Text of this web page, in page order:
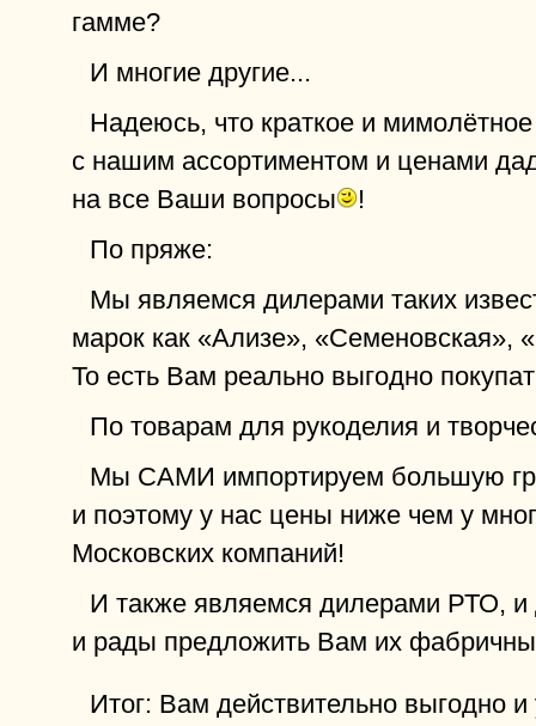
гамме?
И многие другие...
Надеюсь, что краткое и
с нашим ассортиментом и ценами
на все Ваши вопросы
!
По пряже:
Мы являемся дилерами таких
марок как «Ализе», «Семеновская»,
То есть Вам реально выгодно
По товарам для рукоделия и
Мы САМИ импортируем большую
и поэтому у нас цены ниже чем у
Московских компаний!
И также являемся дилерами РТО, и
и рады предложить Вам их
Итог: Вам действительно выгодно и